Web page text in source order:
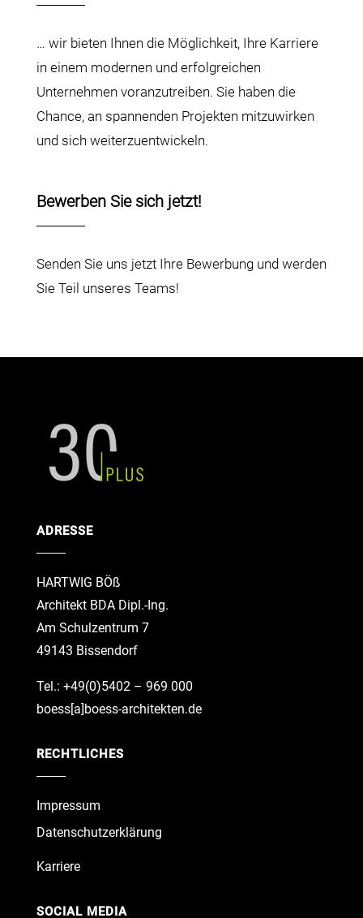
… wir bieten Ihnen die Möglichkeit, Ihre Karriere
in einem modernen und erfolgreichen
Unternehmen voranzutreiben. Sie haben die
Chance, an spannenden Projekten mitzuwirken
und sich weiterzuentwickeln.
Bewerben Sie sich jetzt!
Senden Sie uns jetzt Ihre Bewerbung und werden
Sie Teil unseres Teams!
ADRESSE
HARTWIG BÖß
Architekt BDA Dipl.-Ing.
Am Schulzentrum 7
49143 Bissendorf
Tel.: +49(0)5402 – 969 000
boess[a]boess-architekten.de
RECHTLICHES
Impressum
Datenschutzerklärung
Karriere
SOCIAL MEDIA